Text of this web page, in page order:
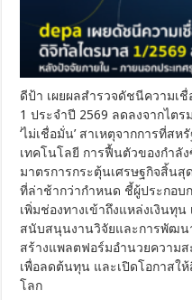
ไตรมาส
1/69
ลด
จาก
ไตรมาส
ก่อน
แม้
เห็น
สัญญาณ
ฟื้น
ตัว
3
เดือน
ดีป้า เผยผลสำรวจดัชนีความเ
1 ประจำปี 2569 ลดลงจากไต
‘ไม่เชื่อมั่น’ สาเหตุจากการที่ส
เทคโนโลยี การฟื้นตัวของกำลั
มาตรการกระตุ้นเศรษฐกิจสิ้นสุ
ที่ล่าช้ากว่ากำหนด ชี้ผู้ประกอบ
เพิ่มช่องทางเข้าถึงแหล่งเงินทุ
สนับสนุนงานวิจัยและการพัฒน
สร้างแพลตฟอร์มอำนวยความส
เพื่อลดต้นทุน และเปิดโอกาสใ
โลก